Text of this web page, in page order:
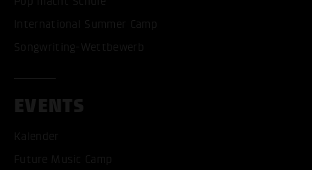
International Summer Camp
Songwriting-Wettbewerb
EVENTS
Kalender
Future Music Camp